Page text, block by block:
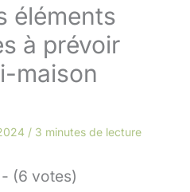
éléments
à prévoir
maison
/ 3 minutes de lecture
(6 votes)